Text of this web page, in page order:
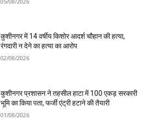
कुशीनगर में 14 वर्षीय किशोर आदर्श चौहान की हत्या,
रंगदारी न देने का हत्या का आरोप
02/08/2026
कुशीनगर प्रशासन ने तहसील हाटा में 100 एकड़ सरकारी
भूमि का किया पता, फर्जी एंट्री हटाने की तैयारी
01/08/2026